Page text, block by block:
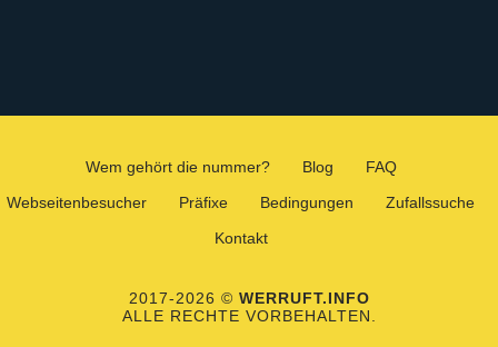
Wem gehört die nummer? Blog
FAQ
Webseitenbesucher
Präfixe Bedingungen
Zufallssuche
Kontakt
2017-2026 © WERRUFT.INFO
ALLE RECHTE VORBEHALTEN.